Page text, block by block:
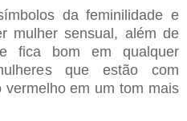
da feminilidade e
mulher sensual, além de
fica bom em qualquer
que estão com
em um tom mais